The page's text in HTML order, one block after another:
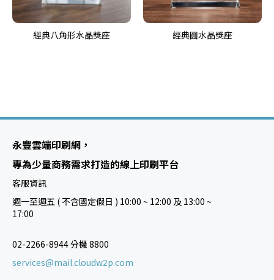
經典八角形水晶獎座 經典圓水晶獎座
永豐雲端印刷網，
專為少量商務需求打造的線上印刷平台
客服資訊
週一至週五 ( 不含國定假日 ) 10:00 ~ 12:00 及 13:00 ~
17:00
02-2266-8944 分機 8800
services@mail.cloudw2p.com